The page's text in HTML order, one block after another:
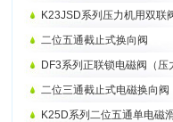
K23JSD系列压力机用双联
二位五通截止式换向阀
DF3系列正联锁电磁阀（压
二位三通截止式电磁换向阀
K25D系列二位五通单电磁